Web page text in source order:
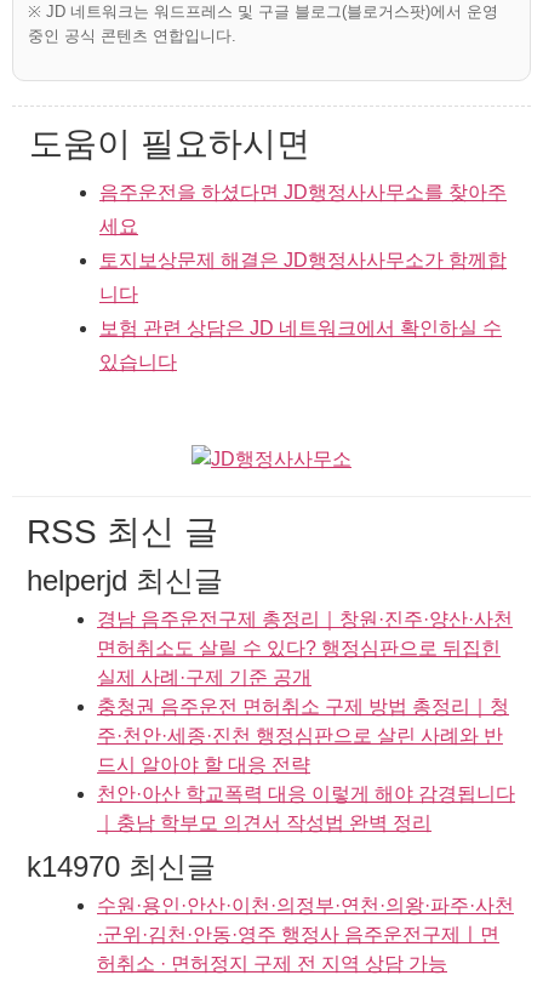
※ JD 네트워크는 워드프레스 및 구글 블로그(블로거스팟)에서 운영
중인 공식 콘텐츠 연합입니다.
도움이 필요하시면
음주운전을 하셨다면 JD행정사사무소를 찾아주
세요
토지보상문제 해결은 JD행정사사무소가 함께합
니다
보험 관련 상담은 JD 네트워크에서 확인하실 수
있습니다
RSS 최신 글
helperjd 최신글
경남 음주운전구제 총정리｜창원·진주·양산·사천
면허취소도 살릴 수 있다? 행정심판으로 뒤집힌
실제 사례·구제 기준 공개
충청권 음주운전 면허취소 구제 방법 총정리｜청
주·천안·세종·진천 행정심판으로 살린 사례와 반
드시 알아야 할 대응 전략
천안·아산 학교폭력 대응 이렇게 해야 감경됩니다
｜충남 학부모 의견서 작성법 완벽 정리
k14970 최신글
수원·용인·안산·이천·의정부·연천·의왕·파주·사천
·군위·김천·안동·영주 행정사 음주운전구제ㅣ면
허취소 · 면허정지 구제 전 지역 상담 가능